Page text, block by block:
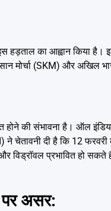
का आह्वान किया है।
मोर्चा (SKM) और अखिल
होने की संभावना है। ऑल
चेतावनी दी है कि 12
विड्रॉवल प्रभावित हो
असर: